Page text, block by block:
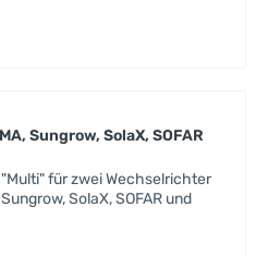
Sungrow, SolaX, SOFAR
für zwei Wechselrichter
SolaX, SOFAR und